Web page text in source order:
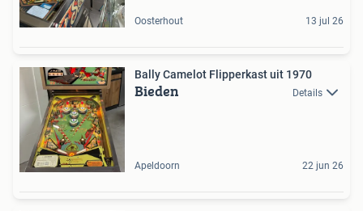
Oosterhout 13 jul 26
Bally Camelot Flipperkast uit 1970
Bieden Details
Apeldoorn 22 jun 26